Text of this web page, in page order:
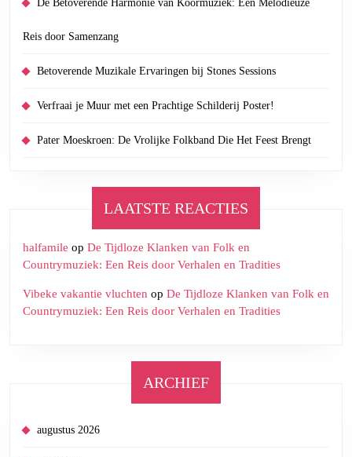
De Betoverende Harmonie van Koormuziek: Een Melodieuze
Reis door Samenzang
Betoverende Muzikale Ervaringen bij Stones Sessions
Verfraai je Muur met een Prachtige Schilderij Poster!
Pater Moeskroen: De Vrolijke Folkband Die Het Feest Brengt
LAATSTE REACTIES
halfamile op De Tijdloze Klanken van Folk en
Countrymuziek: Een Reis door Verhalen en Tradities
Vibeke vakantie vluchten op De Tijdloze Klanken van Folk en
Countrymuziek: Een Reis door Verhalen en Tradities
ARCHIEF
augustus 2026